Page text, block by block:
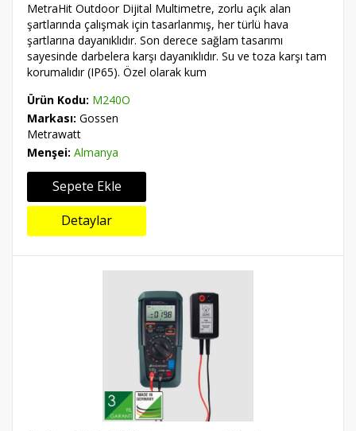
MetraHit Outdoor Dijital Multimetre, zorlu açık alan
şartlarında çalışmak için tasarlanmış, her türlü hava
şartlarına dayanıklıdır. Son derece sağlam tasarımı
sayesinde darbelera karşı dayanıklıdır. Su ve toza karşı tam
korumalıdır (IP65). Özel olarak kum
Ürün Kodu: M240O
Markası: Gossen
Metrawatt
Menşei: Almanya
Sepete Ekle
Detaylar